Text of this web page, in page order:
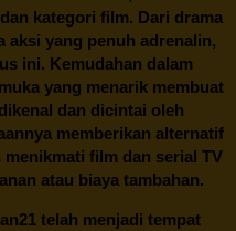
kategori film. Dari drama
aksi yang penuh adrenalin,
ini. Kemudahan dalam
yang menarik membuat
dan dicintai oleh
memberikan alternatif
film dan serial TV
atau biaya tambahan.
telah menjadi tempat